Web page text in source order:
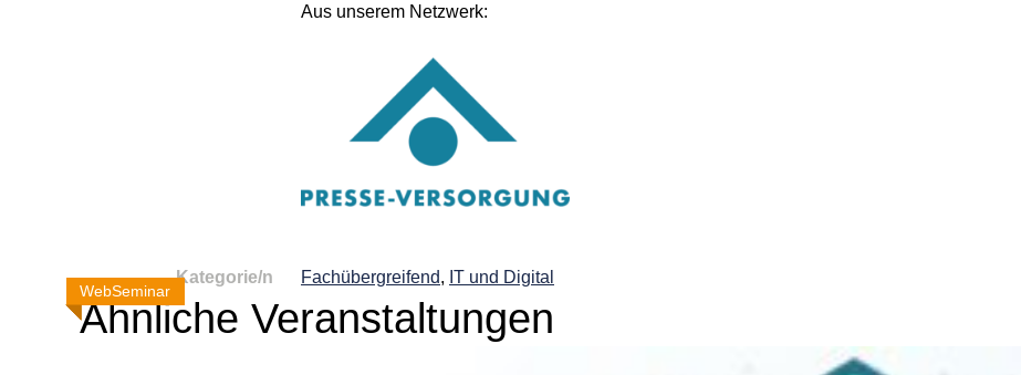
Aus unserem Netzwerk:
Kategorie/n Fachübergreifend, IT und Digital
Ähnliche Veranstaltungen
WebSeminar
WebSeminar
WebSeminar